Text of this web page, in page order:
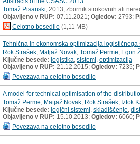
Tomaž Pisanski , 2013, zbornik strokovnih ali
Objavljeno v RUP: 07.11.2021; Ogledov: 2793;
Celotno besedilo (1,11 MB)
Tehnična in ekonomska optimizacija logističnega
Rok Strašek Matjaž Novak Tomaž Perme Egon
Ključne besede: logistika sistemi optimizacija
Objavljeno v RUP: 21.12.2015; Ogledov: 7235;
Povezava na celotno besedilo
A model for technical optimisation of the
Tomaž Perme Matjaž Novak Rok Strašek Iztok
Ključne besede: logični sistemi skladiščenje
Objavljeno v RUP: 15.10.2013; Ogledov: 6060;
Povezava na celotno besedilo